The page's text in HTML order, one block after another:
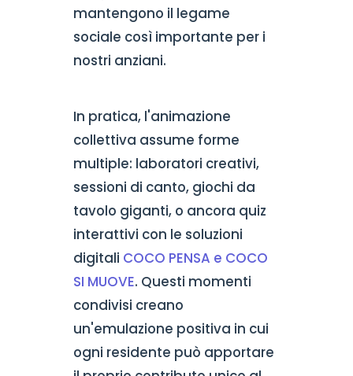
mantengono il legame
sociale così importante per i
nostri anziani.
In pratica, l'animazione
collettiva assume forme
multiple: laboratori creativi,
sessioni di canto, giochi da
tavolo giganti, o ancora quiz
interattivi con le soluzioni
digitali COCO PENSA e COCO
SI MUOVE. Questi momenti
condivisi creano
un'emulazione positiva in cui
ogni residente può apportare